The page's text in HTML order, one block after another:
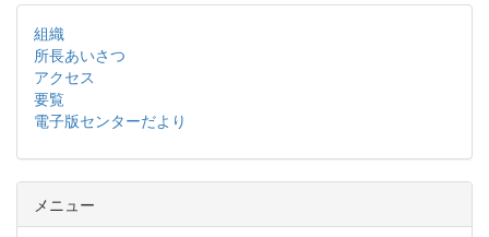
組織
所長あいさつ
アクセス
要覧
電子版センターだより
メニュー